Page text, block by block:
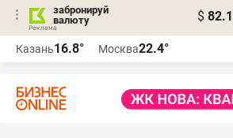
забронируй
валюту
$
Казань16.8° Москва22.4°